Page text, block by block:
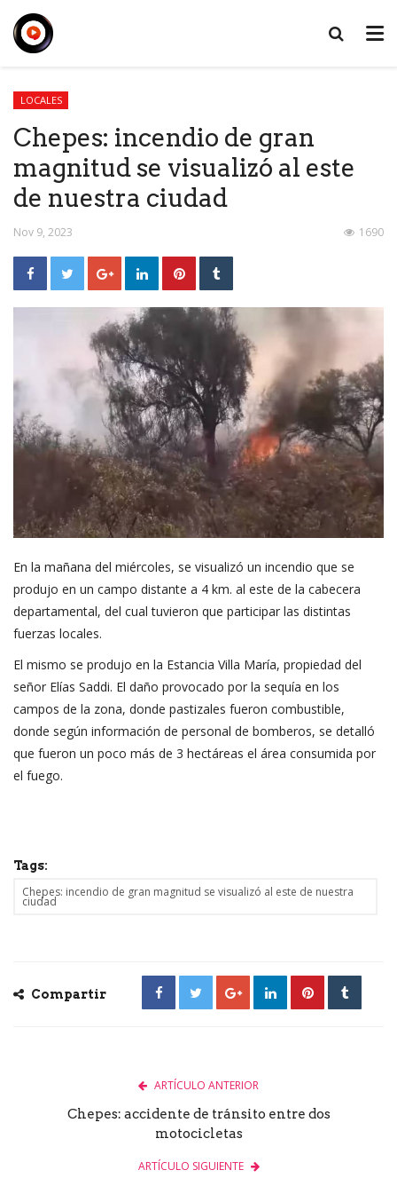
LOCALES
Chepes: incendio de gran
magnitud se visualizó al este
de nuestra ciudad
Nov 9, 2023 1690
En la mañana del miércoles, se visualizó un incendio que se
produjo en un campo distante a 4 km. al este de la cabecera
departamental, del cual tuvieron que participar las distintas
fuerzas locales.
El mismo se produjo en la Estancia Villa María, propiedad del
señor Elías Saddi. El daño provocado por la sequía en los
campos de la zona, donde pastizales fueron combustible,
donde según información de personal de bomberos, se detalló
que fueron un poco más de 3 hectáreas el área consumida por
el fuego.
Tags:
Chepes: incendio de gran magnitud se visualizó al este de nuestra
ciudad
Compartir
ARTÍCULO ANTERIOR
Chepes: accidente de tránsito entre dos
motocicletas
ARTÍCULO SIGUIENTE